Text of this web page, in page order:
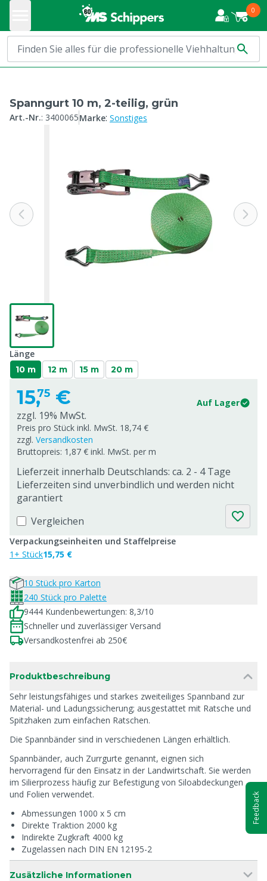
0
Spanngurt 10 m, 2-teilig, grün
Art.-Nr.: 3400065Marke: Sonstiges
Länge
10 m 12 m 15 m 20 m
15,75 € Auf Lager
zzgl. 19% MwSt.
Preis pro Stück inkl. MwSt. 18,74 €
zzgl. Versandkosten
Bruttopreis: 1,87 € inkl. MwSt. per m
Lieferzeit innerhalb Deutschlands: ca. 2 - 4 Tage
Lieferzeiten sind unverbindlich und werden nicht
garantiert
Vergleichen
Verpackungseinheiten und Staffelpreise
1+ Stück15,75 €
10 Stück pro Karton
240 Stück pro Palette
9444 Kundenbewertungen: 8,3/10
Schneller und zuverlässiger Versand
Versandkostenfrei ab 250€
Produktbeschreibung
Sehr leistungsfähiges und starkes zweiteiliges Spannband zur
Material- und Ladungssicherung; ausgestattet mit Ratsche und
Spitzhaken zum einfachen Ratschen.
Die Spannbänder sind in verschiedenen Längen erhältlich.
Spannbänder, auch Zurrgurte genannt, eignen sich
hervorragend für den Einsatz in der Landwirtschaft. Sie werden
im Silierprozess häufig zur Befestigung von Siloabdeckungen
und Folien verwendet.
Abmessungen 1000 x 5 cm
Direkte Traktion 2000 kg
Indirekte Zugkraft 4000 kg
Zugelassen nach DIN EN 12195-2
Zusätzliche Informationen
Feedback